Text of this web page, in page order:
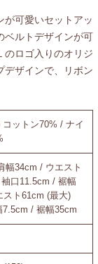
が可愛いセットアッ
ベルトデザインが可
のロゴ入りのオリジ
ザインで、リボン
ットン70% / ナイ
幅34cm / ウエスト
口11.5cm / 裾幅
ト61cm (最大)
/ 裾幅35cm